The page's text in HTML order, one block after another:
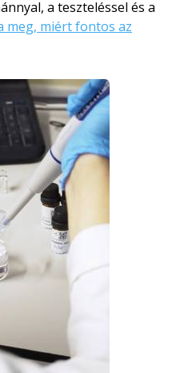
a teszteléssel és a
meg, miért fontos az